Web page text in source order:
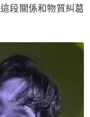
段關係和物質糾葛